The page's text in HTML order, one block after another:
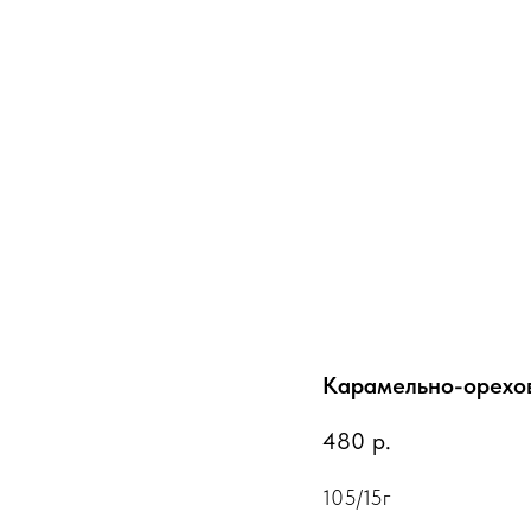
Карамельно-
480 р.
105/15г